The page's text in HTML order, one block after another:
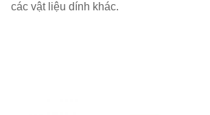
các vật liệu dính khác.